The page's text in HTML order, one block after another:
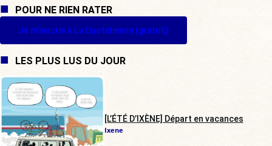
POUR NE RIEN RATER
Je m'inscris à La Quotidienne (gratuit)
LES PLUS LUS DU JOUR
[L’ÉTÉ D’IXÈNE] Départ en vacances
Ixene